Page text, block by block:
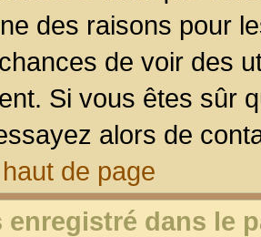
des raisons pour
de voir des
Si vous êtes sûr
alors de
de page
enregistré dans le